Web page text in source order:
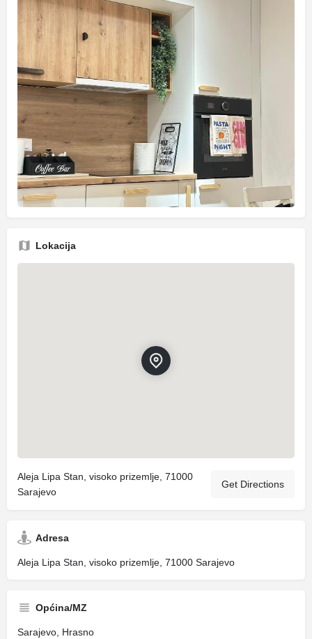
Lokacija
Aleja Lipa Stan, visoko prizemlje, 71000
Sarajevo
Get Directions
Adresa
Aleja Lipa Stan, visoko prizemlje, 71000 Sarajevo
Općina/MZ
Sarajevo, Hrasno